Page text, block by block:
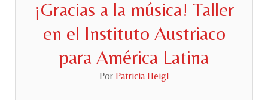
¡Gracias a la música! Taller
en el Instituto Austriaco
para América Latina
Por Patricia Heigl